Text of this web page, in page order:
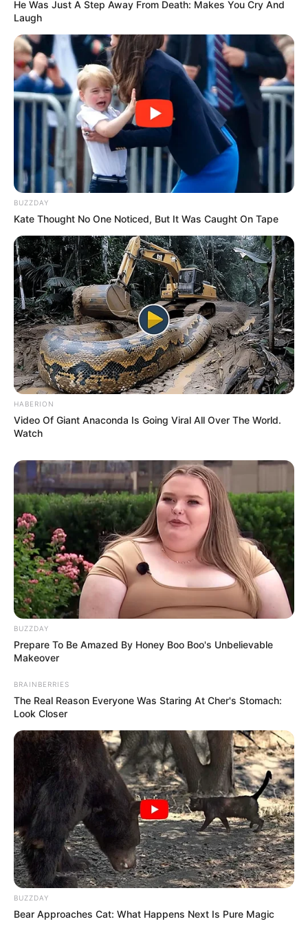
Sandro Cezar, Presidente do SINTSAUDE-RJ, na luta
em prol dos quase 400 mil Agentes do país.
—Foto/Reprodução.
A pressão organizada nas plataformas digitais tem gerado
resultados concretos. Entre os efeitos diretos desta campanha
estão:
💠 Maior visibilidade da pauta no Congresso Nacional;
💠 Compromisso público de parlamentares com a causa;
💠 Aceleração do trâmite da PEC 14 no Senado;
💠 Fortalecimento da união entre as categorias.
Aposentadoria Especial e Desprecarização, participe dessa
mobilização por meio das redes sociais. Agora é hora de
intensificar a mobilização!
Marque seu senador, fale para ele que você deseja ver a PEC
aprovada , exija a votação final e a implementação imediata da
aposentadoria especial. A sua voz fortalece a luta. A sua
mobilização acelera a conquista.
He Was Just A Step Away From Death: Makes You Cry And
Laugh
BUZZDAY
Kate Thought No One Noticed, But It Was Caught On Tape
HABERION
Video Of Giant Anaconda Is Going Viral All Over The World.
Watch
BUZZDAY
Prepare To Be Amazed By Honey Boo Boo's Unbelievable
Makeover
BRAINBERRIES
The Real Reason Everyone Was Staring At Cher's Stomach:
Look Closer
BUZZDAY
Bear Approaches Cat: What Happens Next Is Pure Magic